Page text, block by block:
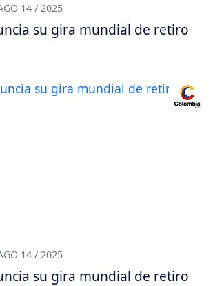
14 / 2025
su gira mundial de retiro
14 / 2025
su gira mundial de retiro